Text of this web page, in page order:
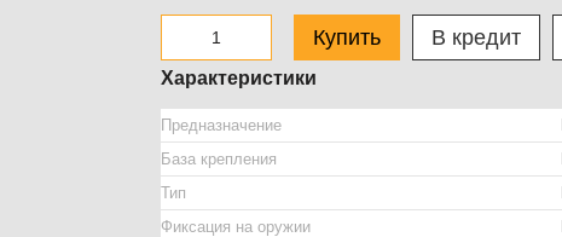
Купить В кредит
Характеристики
Предназначение
База крепления
Тип
Фиксация на оружии